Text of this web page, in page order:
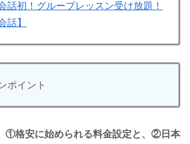
話初！グループレッスン受け放題！
話】
ポイント
①格安に始められる料金設定と、②日本